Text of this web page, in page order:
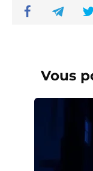
Vous